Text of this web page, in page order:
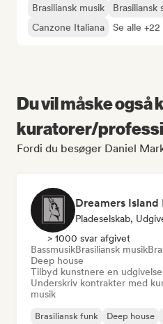
Brasiliansk musik
Brasiliansk
Canzone Italiana
Se alle +22
Du vil måske også
kuratorer/
Fordi du besøger Daniel
Dreamers
Pladeselskab,
> 1000 svar afgivet
BassmusikBrasiliansk musik
Deep house
Tilbyd kunstnere en
Underskriv kontrakter med
musik
Brasiliansk funk Deep house